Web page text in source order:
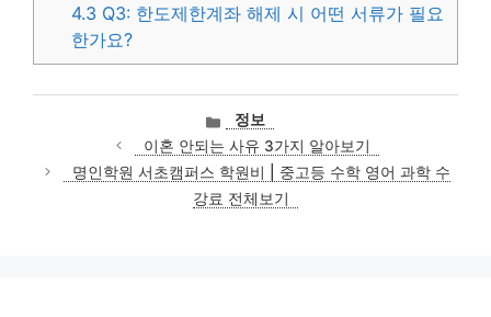
4.3 Q3: 한도제한계좌 해제 시 어떤 서류가 필요
한가요?
카
테
고
리
정보
이혼 안되는 사유 3가지 알아보기
명인학원 서초캠퍼스 학원비 | 중고등 수학 영어 과학 수
강료 전체보기